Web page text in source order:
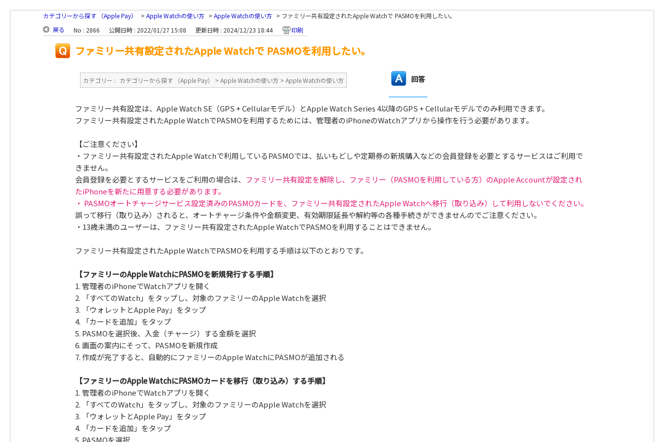
カテゴリーから探す （Apple Pay） > Apple Watchの使い方 > Apple Watchの使い方 > ファミリー共有設定されたApple Watchで PASMOを利用したい。
戻る
No : 2866 公開日時 : 2022/01/27 15:08 更新日時 : 2024/12/23 18:44 印刷
ファミリー共有設定されたApple Watchで PASMOを利用したい。
カテゴリー : カテゴリーから探す （Apple Pay） > Apple Watchの使い方 > Apple Watchの使い方 回答
ファミリー共有設定は、Apple Watch SE（GPS + Cellularモデル）とApple Watch Series 4以降のGPS + Cellularモデルでのみ利用できます。
ファミリー共有設定されたApple WatchでPASMOを利用するためには、管理者のiPhoneのWatchアプリから操作を行う必要があります。
【ご注意ください】
・ファミリー共有設定されたApple Watchで利用しているPASMOでは、払いもどしや定期券の新規購入などの会員登録を必要とするサービスはご利用で
きません。
会員登録を必要とするサービスをご利用の場合は、 ファミリー共有設定を解除し、ファミリー（PASMOを利用している方）のApple Accountが設定され
たiPhoneを新たに用意する必要があります。
・ PASMOオートチャージサービス設定済みのPASMOカードを、ファミリー共有設定されたApple Watchへ移行（取り込み）して利用しないでください。
誤って移行（取り込み）されると、オートチャージ条件や金額変更、有効期限延長や解約等の各種手続きができませんのでご注意ください。
・13歳未満のユーザーは、ファミリー共有設定されたApple WatchでPASMOを利用することはできません。
ファミリー共有設定されたApple WatchでPASMOを利用する手順は以下のとおりです。
【ファミリーのApple WatchにPASMOを新規発行する手順】
1. 管理者のiPhoneでWatchアプリを開く
2. 「すべてのWatch」をタップし、対象のファミリーのApple Watchを選択
3. 「ウォレットとApple Pay」をタップ
4. 「カードを追加」をタップ
5. PASMOを選択後、入金（チャージ）する金額を選択
6. 画面の案内にそって、PASMOを新規作成
7. 作成が完了すると、自動的にファミリーのApple WatchにPASMOが追加される
【ファミリーのApple WatchにPASMOカードを移行（取り込み）する手順】
1. 管理者のiPhoneでWatchアプリを開く
2. 「すべてのWatch」をタップし、対象のファミリーのApple Watchを選択
3. 「ウォレットとApple Pay」をタップ
4. 「カードを追加」をタップ
5. PASMOを選択